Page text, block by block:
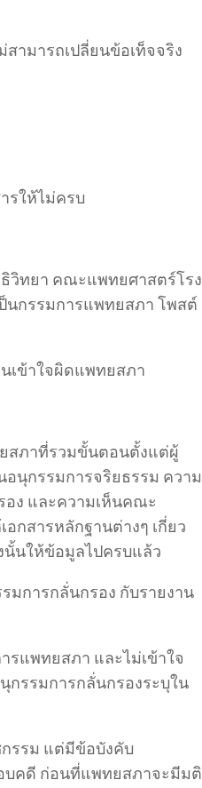
ามารถเปลี่ยนข้อเท็จจริง
รให้ไม่ครบ
วิทยา คณะแพทยศาสตร์โรง
นกรรมการแพทยสภา โพสต์
เข้าใจผิดแพทยสภา
สภาที่รวมขั้นตอนตั้งแต่ผู้
อนุกรรมการจริยธรรม ความ
อง และความเห็นคณะ
กสารหลักฐานต่างๆ เกี่ยว
นั้นให้ข้อมูลไปครบแล้ว
การกลั่นกรอง กับรายงาน
รแพทยสภา และไม่เข้าใจ
กรรมการกลั่นกรองระบุใน
รรม แต่มีข้อบังคับ
บคดี ก่อนที่แพทยสภาจะมีมติ